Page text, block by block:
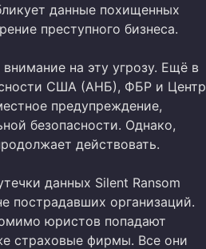
данные похищенных
преступного бизнеса.
на эту угрозу. Ещё в
США (АНБ), ФБР и Центр
предупреждение,
безопасности. Однако,
действовать.
данных Silent Ransom
пострадавших организаций.
юристов попадают
страховые фирмы. Все они